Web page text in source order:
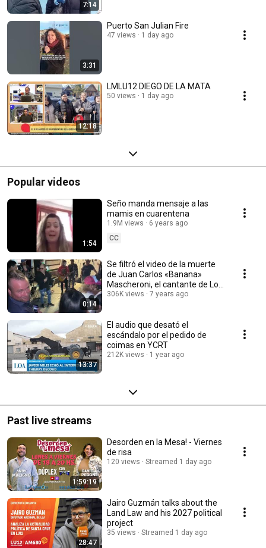
7:14
3:31
Puerto San Julian Fire
47 views 1 day ago
12:18
LMLU12 DIEGO DE LA MATA
50 views 1 day ago
Popular videos
1:54
Seño manda mensaje a las
mamis en cuarentena
1.9M views
6 years ago
CC
0:14
Se filtró el video de la muerte
de Juan Carlos «Banana»
Mascheroni, el cantante de Los
Del Fuego
306K views 7 years ago
13:37
El audio que desató el
escándalo por el pedido de
coimas en YCRT
212K views 1 year ago
Past live streams
1:59:19
Desorden en la Mesa! - Viernes
de risa
120 views Streamed 1 day ago
28:47
Jairo Guzmán talks about the
Land Law and his 2027 political
project
35 views Streamed 1 day ago